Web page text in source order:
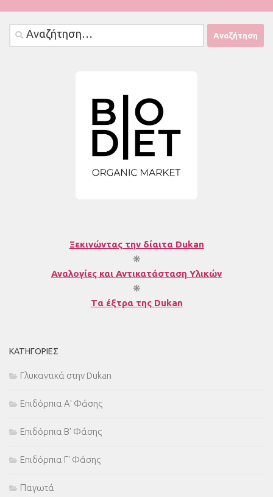
Αναζήτηση
για:
Ξεκινώντας την δίαιτα Dukan
❋
Αναλογίες και Αντικατάσταση Υλικών
❋
Tα έξτρα της Dukan
ΚΑΤΗΓΟΡΊΕΣ
Γλυκαντικά στην Dukan
Επιδόρπια Α' Φάσης
Επιδόρπια Β' Φάσης
Επιδόρπια Γ' Φάσης
Παγωτά